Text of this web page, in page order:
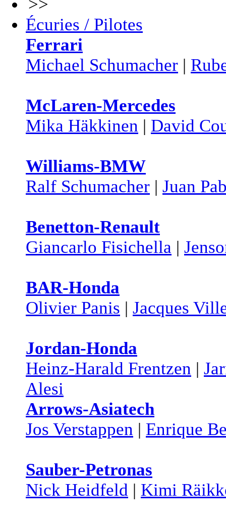
>>
Écuries / Pilotes
Ferrari
Michael Schumacher |
McLaren-Mercedes
Mika Häkkinen | David
Williams-BMW
Ralf Schumacher | Juan
Benetton-Renault
Giancarlo Fisichella |
BAR-Honda
Olivier Panis | Jacques
Jordan-Honda
Heinz-Harald Frentzen |
Alesi
Arrows-Asiatech
Jos Verstappen | Enrique
Sauber-Petronas
Nick Heidfeld | Kimi